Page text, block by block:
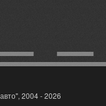
2004 - 2026